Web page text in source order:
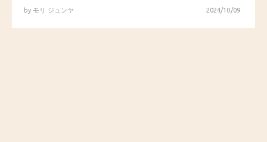
by モリ ジュンヤ 2024/10/09